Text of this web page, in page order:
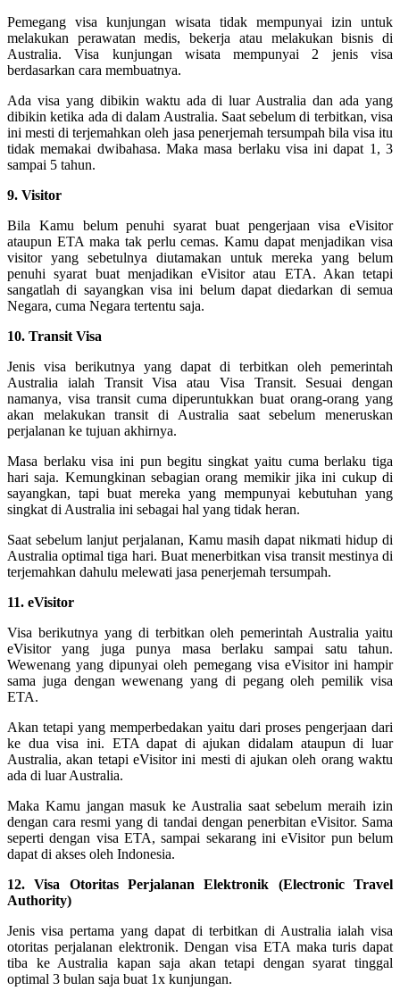
Pemegang visa kunjungan wisata tidak mempunyai izin untuk
melakukan perawatan medis, bekerja atau melakukan bisnis di
Australia. Visa kunjungan wisata mempunyai 2 jenis visa
berdasarkan cara membuatnya.
Ada visa yang dibikin waktu ada di luar Australia dan ada yang
dibikin ketika ada di dalam Australia. Saat sebelum di terbitkan, visa
ini mesti di terjemahkan oleh jasa penerjemah tersumpah bila visa itu
tidak memakai dwibahasa. Maka masa berlaku visa ini dapat 1, 3
sampai 5 tahun.
9. Visitor
Bila Kamu belum penuhi syarat buat pengerjaan visa eVisitor
ataupun ETA maka tak perlu cemas. Kamu dapat menjadikan visa
visitor yang sebetulnya diutamakan untuk mereka yang belum
penuhi syarat buat menjadikan eVisitor atau ETA. Akan tetapi
sangatlah di sayangkan visa ini belum dapat diedarkan di semua
Negara, cuma Negara tertentu saja.
10. Transit Visa
Jenis visa berikutnya yang dapat di terbitkan oleh pemerintah
Australia ialah Transit Visa atau Visa Transit. Sesuai dengan
namanya, visa transit cuma diperuntukkan buat orang-orang yang
akan melakukan transit di Australia saat sebelum meneruskan
perjalanan ke tujuan akhirnya.
Masa berlaku visa ini pun begitu singkat yaitu cuma berlaku tiga
hari saja. Kemungkinan sebagian orang memikir jika ini cukup di
sayangkan, tapi buat mereka yang mempunyai kebutuhan yang
singkat di Australia ini sebagai hal yang tidak heran.
Saat sebelum lanjut perjalanan, Kamu masih dapat nikmati hidup di
Australia optimal tiga hari. Buat menerbitkan visa transit mestinya di
terjemahkan dahulu melewati jasa penerjemah tersumpah.
11. eVisitor
Visa berikutnya yang di terbitkan oleh pemerintah Australia yaitu
eVisitor yang juga punya masa berlaku sampai satu tahun.
Wewenang yang dipunyai oleh pemegang visa eVisitor ini hampir
sama juga dengan wewenang yang di pegang oleh pemilik visa
ETA.
Akan tetapi yang memperbedakan yaitu dari proses pengerjaan dari
ke dua visa ini. ETA dapat di ajukan didalam ataupun di luar
Australia, akan tetapi eVisitor ini mesti di ajukan oleh orang waktu
ada di luar Australia.
Maka Kamu jangan masuk ke Australia saat sebelum meraih izin
dengan cara resmi yang di tandai dengan penerbitan eVisitor. Sama
seperti dengan visa ETA, sampai sekarang ini eVisitor pun belum
dapat di akses oleh Indonesia.
12. Visa Otoritas Perjalanan Elektronik (Electronic Travel
Authority)
Jenis visa pertama yang dapat di terbitkan di Australia ialah visa
otoritas perjalanan elektronik. Dengan visa ETA maka turis dapat
tiba ke Australia kapan saja akan tetapi dengan syarat tinggal
optimal 3 bulan saja buat 1x kunjungan.